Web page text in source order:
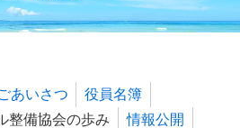
あいさつ
役員名簿
整備協会の歩み
情報公開